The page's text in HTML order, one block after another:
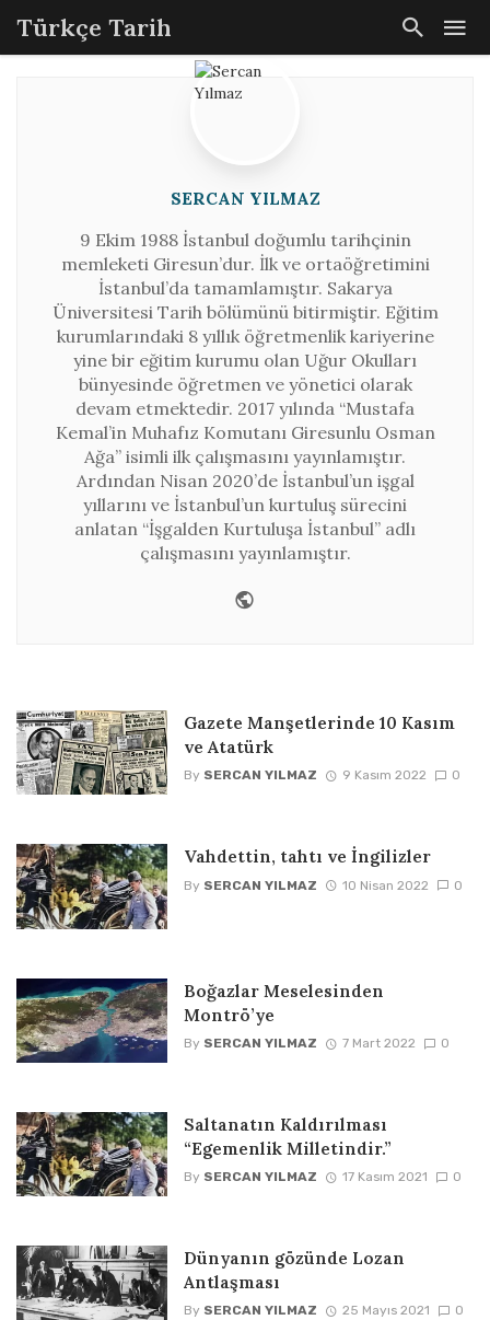
Türkçe Tarih
SERCAN YILMAZ
9 Ekim 1988 İstanbul doğumlu tarihçinin
memleketi Giresun’dur. İlk ve ortaöğretimini
İstanbul’da tamamlamıştır. Sakarya
Üniversitesi Tarih bölümünü bitirmiştir. Eğitim
kurumlarındaki 8 yıllık öğretmenlik kariyerine
yine bir eğitim kurumu olan Uğur Okulları
bünyesinde öğretmen ve yönetici olarak
devam etmektedir. 2017 yılında “Mustafa
Kemal’in Muhafız Komutanı Giresunlu Osman
Ağa” isimli ilk çalışmasını yayınlamıştır.
Ardından Nisan 2020’de İstanbul’un işgal
yıllarını ve İstanbul’un kurtuluş sürecini
anlatan “İşgalden Kurtuluşa İstanbul” adlı
çalışmasını yayınlamıştır.
Gazete Manşetlerinde 10 Kasım
ve Atatürk
By SERCAN YILMAZ 9 Kasım 2022 0
Vahdettin, tahtı ve İngilizler
By SERCAN YILMAZ 10 Nisan 2022 0
Boğazlar Meselesinden
Montrö’ye
By SERCAN YILMAZ 7 Mart 2022 0
Saltanatın Kaldırılması
“Egemenlik Milletindir.”
By SERCAN YILMAZ 17 Kasım 2021 0
Dünyanın gözünde Lozan
Antlaşması
By SERCAN YILMAZ 25 Mayıs 2021 0